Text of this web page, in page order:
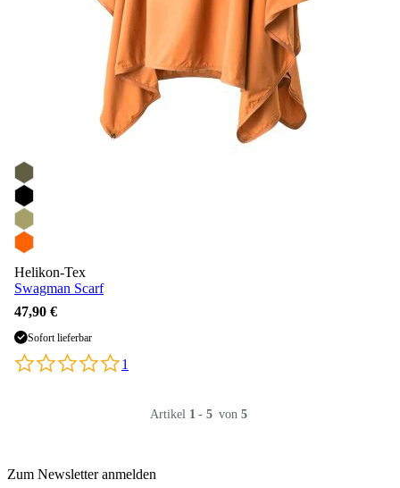
Helikon-Tex
Swagman Scarf
47,90 €
Sofort lieferbar
1
Artikel 1 - 5 von 5
Zum Newsletter anmelden